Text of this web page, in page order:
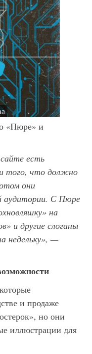
«Пюре» и
есть
того, что должно
они
аудитории. С Пюре
на
и другие слоганы
недельку», —
и продаже
но они
иллюстрации для